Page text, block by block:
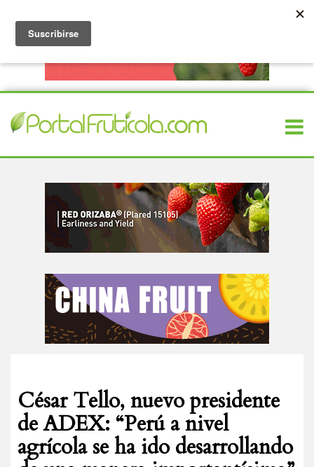
César Tello, nuevo presidente
de ADEX: “Perú a nivel
agrícola se ha ido desarrollando